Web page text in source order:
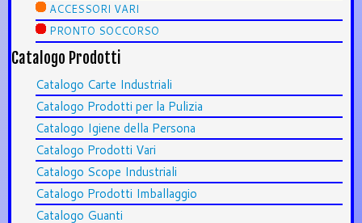
ACCESSORI VARI
PRONTO SOCCORSO
Catalogo Prodotti
Catalogo Carte Industriali
Catalogo Prodotti per la Pulizia
Catalogo Igiene della Persona
Catalogo Prodotti Vari
Catalogo Scope Industriali
Catalogo Prodotti Imballaggio
Catalogo Guanti